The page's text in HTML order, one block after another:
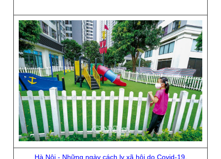
Hà Nội - Những ngày cách ly xã hội do Covid-19.